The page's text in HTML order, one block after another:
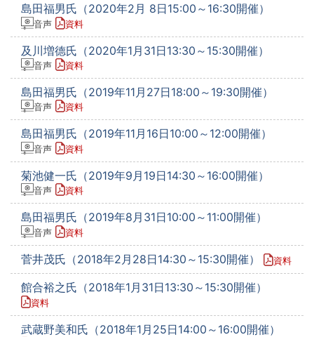
島田福男氏（2020年2月 8日15:00～16:30開催）
音声 資料
及川増德氏（2020年1月31日13:30～15:30開催）
音声 資料
島田福男氏（2019年11月27日18:00～19:30開催）
音声 資料
島田福男氏（2019年11月16日10:00～12:00開催）
音声 資料
菊池健一氏（2019年9月19日14:30～16:00開催）
音声 資料
島田福男氏（2019年8月31日10:00～11:00開催）
音声 資料
菅井茂氏（2018年2月28日14:30～15:30開催） 資料
館合裕之氏（2018年1月31日13:30～15:30開催）
資料
武蔵野美和氏（2018年1月25日14:00～16:00開催）